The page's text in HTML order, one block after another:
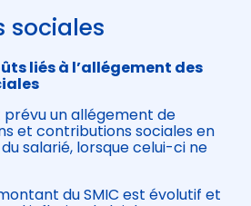
sociales
liés à l’allégement des
un allégement de
et contributions sociales en
salarié, lorsque celui-ci ne
du SMIC est évolutif et